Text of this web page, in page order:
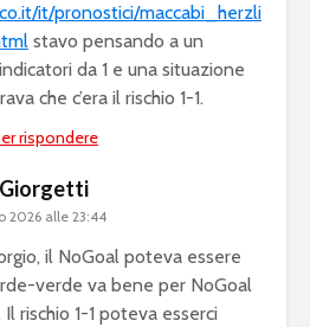
it/pronostici/maccabi_herzli
stavo pensando a un
da 1 e una situazione
che c’era il rischio 1-1.
rispondere
2026 alle 23:44
il NoGoal poteva essere
verde va bene per NoGoal
rischio 1-1 poteva esserci